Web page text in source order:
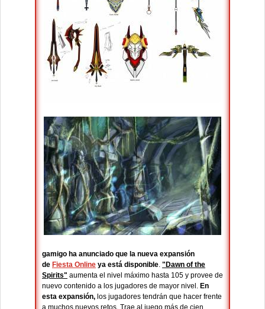
gamigo ha anunciado que la nueva expansión
de Fiesta Online ya está disponible. "Dawn of the
Spirits" aumenta el nivel máximo hasta 105 y provee de
nuevo contenido a los jugadores de mayor nivel. En
esta expansión, los jugadores tendrán que hacer frente
a muchos nuevos retos. Trae al juego más de cien